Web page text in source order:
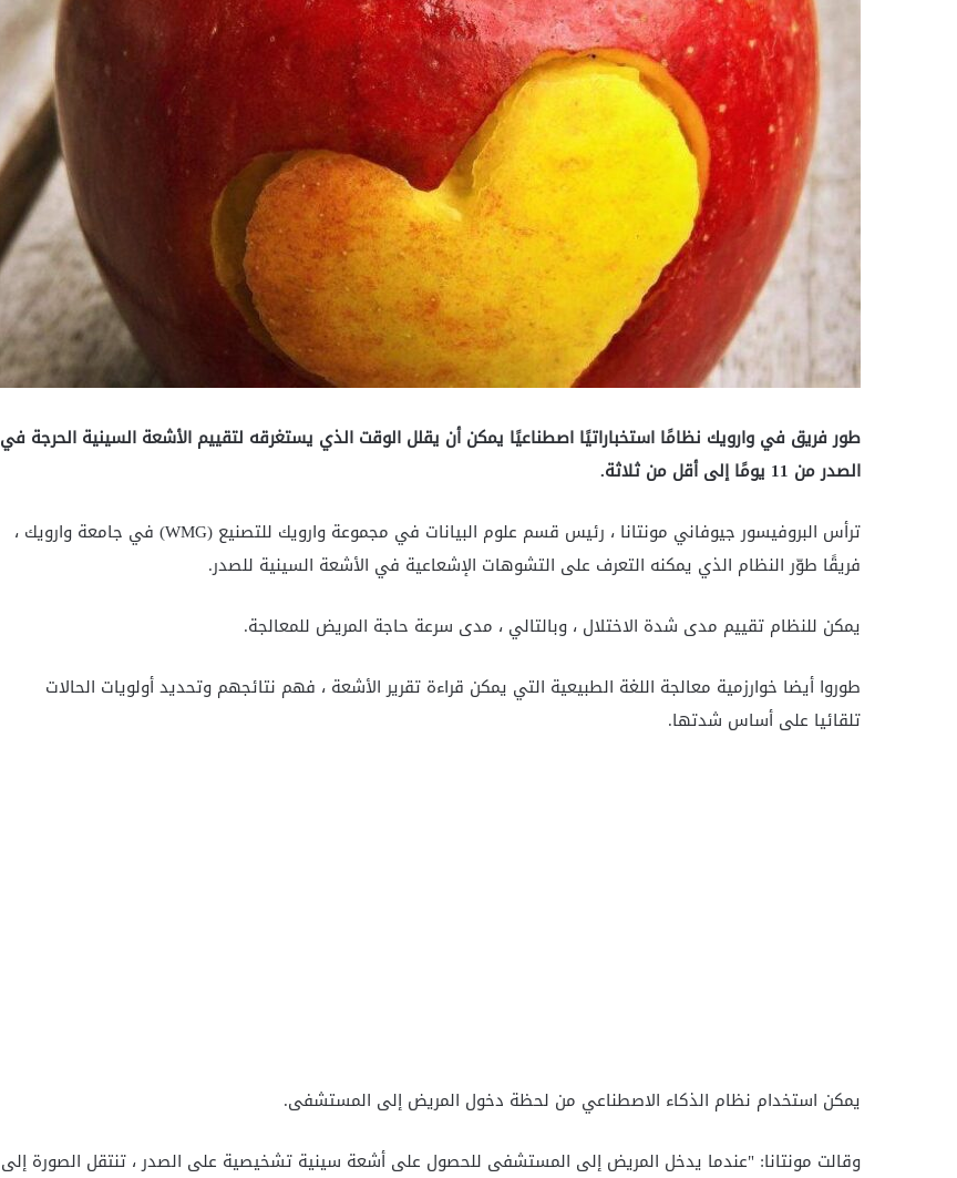
طور فريق في وارويك نظامًا استخباراتيًا اصطناعيًا يمكن أن يقلل الوقت الذي يستغرقه لتقييم الأشعة السينية الحرجة في
الصدر من 11 يومًا إلى أقل من ثلاثة.
ترأس البروفيسور جيوفاني مونتانا ، رئيس قسم علوم البيانات في مجموعة وارويك للتصنيع (WMG) في جامعة وارويك ،
فريقًا طوّر النظام الذي يمكنه التعرف على التشوهات الإشعاعية في الأشعة السينية للصدر.
يمكن للنظام تقييم مدى شدة الاختلال ، وبالتالي ، مدى سرعة حاجة المريض للمعالجة.
طوروا أيضا خوارزمية معالجة اللغة الطبيعية التي يمكن قراءة تقرير الأشعة ، فهم نتائجهم وتحديد أولويات الحالات
تلقائيا على أساس شدتها.
يمكن استخدام نظام الذكاء الاصطناعي من لحظة دخول المريض إلى المستشفى.
وقالت مونتانا: "عندما يدخل المريض إلى المستشفى للحصول على أشعة سينية تشخيصية على الصدر ، تنتقل الصورة إلى